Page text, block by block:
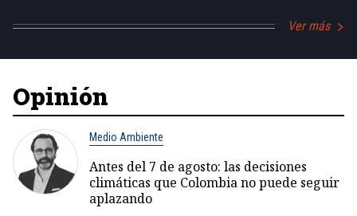
Ver más
Opinión
Medio Ambiente
Antes del 7 de agosto: las decisiones
climáticas que Colombia no puede seguir
aplazando